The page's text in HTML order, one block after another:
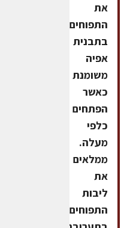
את
התפוחים
בתבנית
אפיה
משומנת
כאשר
הפתחים
כלפי
מעלה.
ממלאים
את
ליבות
התפוחים